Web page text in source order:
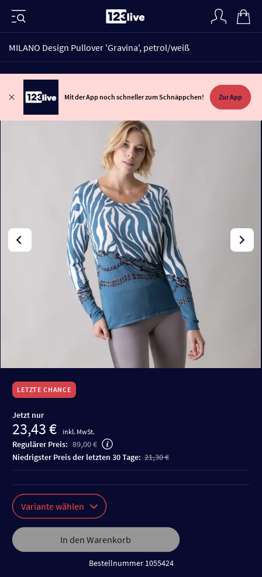
MILANO Design Pullover 'Gravina', petrol/weiß
Mit der App noch schneller zum Schnäppchen! Zur App
LETZTE CHANCE
Jetzt nur
23,43 € inkl. MwSt.
Regulärer Preis: 89,00 €
niedrigster Preis der letzten 30 Tage: 21,30 €
Variante wählen
In den Warenkorb
Bestellnummer 1055424